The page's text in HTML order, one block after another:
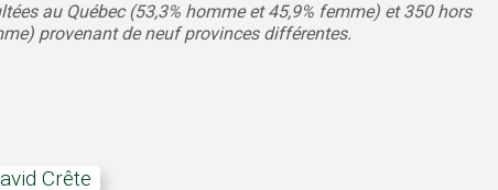
au Québec (53,3% homme et 45,9% femme) et 350 hors
provenant de neuf provinces différentes.
David Crête